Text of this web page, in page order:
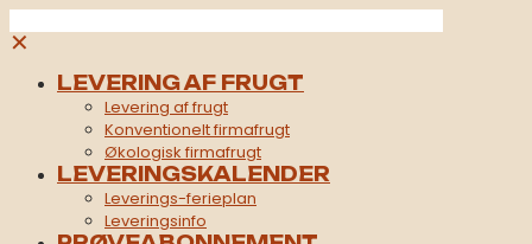
✕
LEVERING AF FRUGT
Levering af frugt
Konventionelt firmafrugt​
Økologisk firmafrugt
LEVERINGSKALENDER
Leverings-ferieplan
Leveringsinfo